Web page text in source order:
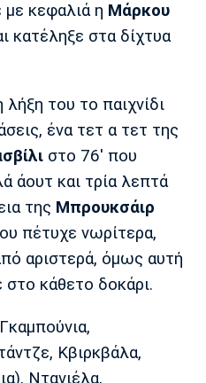
κεφαλιά η Μάρκου
κατέληξε στα δίχτυα
του το παιχνίδι
ένα τετ α τετ της
στο 76' που
άουτ και τρία λεπτά
της Μπρουκσάιρ
πέτυχε νωρίτερα,
αριστερά, όμως αυτή
κάθετο δοκάρι.
Κβιρκβάλα,
Ντανιέλα,